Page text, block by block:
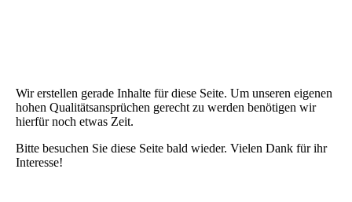
Wir erstellen gerade Inhalte für diese Seite. Um unseren eigenen
hohen Qualitätsansprüchen gerecht zu werden benötigen wir
hierfür noch etwas Zeit.
Bitte besuchen Sie diese Seite bald wieder. Vielen Dank für ihr
Interesse!